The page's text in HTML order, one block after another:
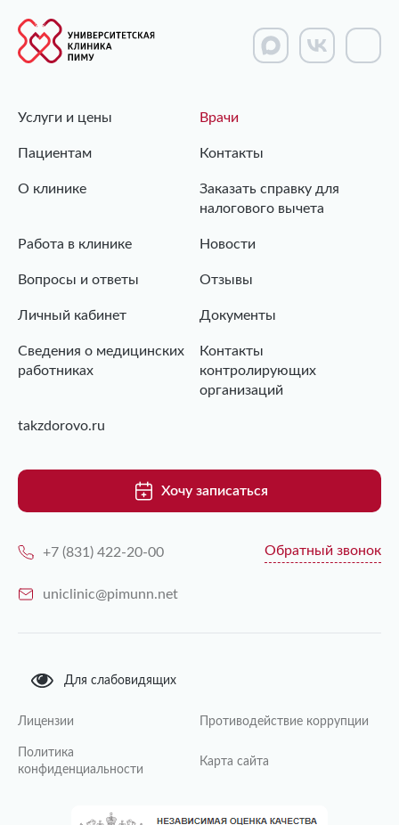
Услуги и цены Врачи
Пациентам Контакты
О клинике
Заказать справку для
налогового вычета
Работа в клинике Новости
Вопросы и ответы Отзывы
Личный кабинет Документы
Сведения о медицинских
работниках
Контакты
контролирующих
организаций
takzdorovo.ru
Хочу записаться
+7 (831) 422-20-00 Обратный звонок
uniclinic@pimunn.net
Для слабовидящих
Лицензии Противодействие коррупции
Политика
конфиденциальности
Карта сайта